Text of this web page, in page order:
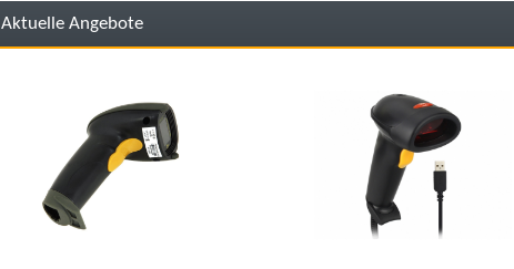
Aktuelle Angebote